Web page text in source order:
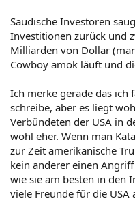
Saudische Investoren
Investitionen zurück und
Milliarden von Dollar
Cowboy amok läuft und
Ich merke gerade das ich
schreibe, aber es liegt
Verbündeten der USA in
wohl eher. Wenn man
zur Zeit amerikanische
kein anderer einen
wie sie am besten in den
viele Freunde für die USA